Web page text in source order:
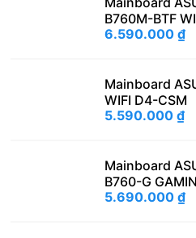
B760M-BTF
6.590.000 ₫
Mainboard
WIFI D4-CSM
5.590.000 ₫
Mainboard
B760-G
5.690.000 ₫